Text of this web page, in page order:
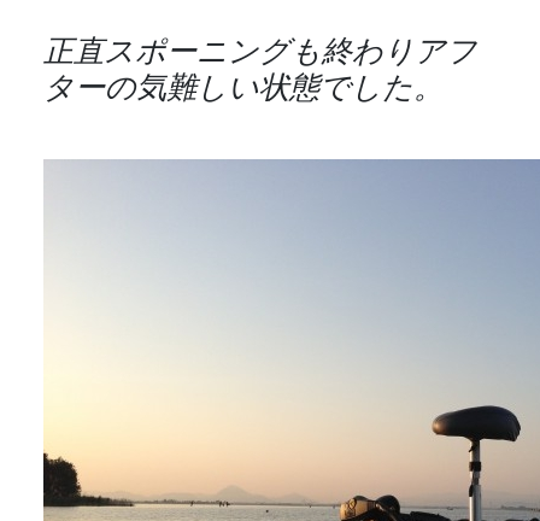
正直スポーニングも終わりアフ
ターの気難しい状態でした。